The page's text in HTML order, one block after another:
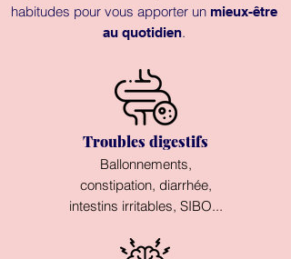
habitudes pour vous apporter un mieux-être
au quotidien.
Troubles digestifs
Ballonnements,
constipation, diarrhée,
intestins irritables, SIBO...